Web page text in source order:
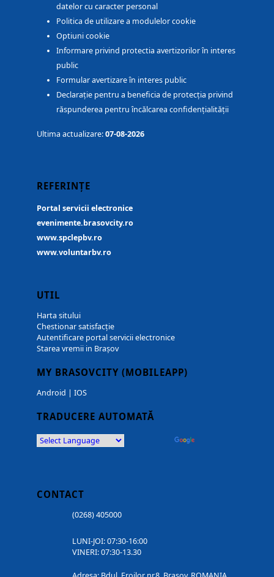
datelor cu caracter personal
Politica de utilizare a modulelor cookie
Optiuni cookie
Informare privind protectia avertizorilor în interes
public
Formular avertizare în interes public
Declarație pentru a beneficia de protecția privind
răspunderea pentru încălcarea confidențialității
Ultima actualizare:07-08-2026
REFERINȚE
Portal servicii electronice
evenimente.brasovcity.ro
www.spclepbv.ro
www.voluntarbv.ro
UTIL
Harta sitului
Chestionar satisfacție
Autentificare portal servicii electronice
Starea vremii in Brașov
MY BRASOVCITY (MOBILEAPP)
Android | IOS
TRADUCERE AUTOMATĂ
CONTACT
(0268) 405000
LUNI-JOI: 07:30-16:00
VINERI: 07:30-13.30